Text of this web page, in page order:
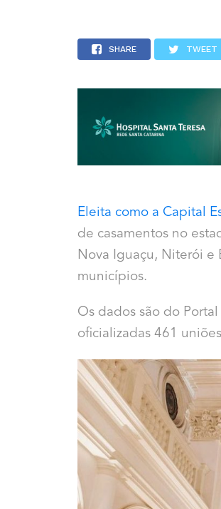
SHARE TWEET
Eleita como a Capital
de casamentos no
Nova Iguaçu, Niterói e
municípios.
Os dados são do
oficializadas 461